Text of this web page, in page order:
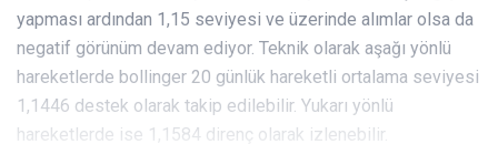
yapması ardından 1,15 seviyesi ve üzerinde alımlar olsa da
negatif görünüm devam ediyor. Teknik olarak aşağı yönlü
hareketlerde bollinger 20 günlük hareketli ortalama seviyesi
1,1446 destek olarak takip edilebilir. Yukarı yönlü
hareketlerde ise 1,1584 direnç olarak izlenebilir.